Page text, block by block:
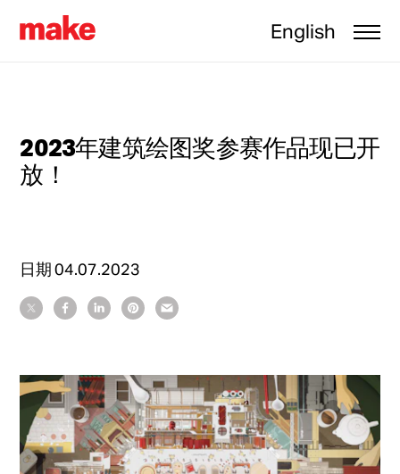
English
2023年建筑绘图奖参赛作品现已开
放！
日期 04.07.2023